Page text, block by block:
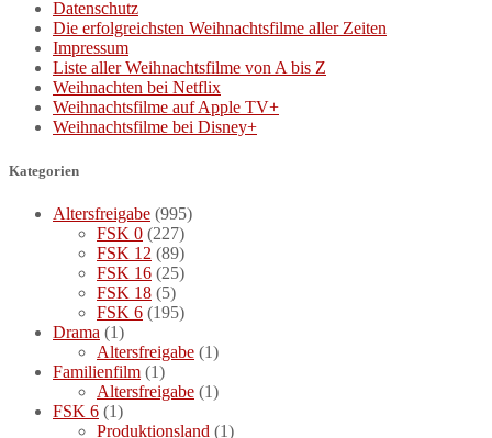
Datenschutz
Die erfolgreichsten Weihnachtsfilme aller Zeiten
Impressum
Liste aller Weihnachtsfilme von A bis Z
Weihnachten bei Netflix
Weihnachtsfilme auf Apple TV+
Weihnachtsfilme bei Disney+
Kategorien
Altersfreigabe (995)
FSK 0 (227)
FSK 12 (89)
FSK 16 (25)
FSK 18 (5)
FSK 6 (195)
Drama (1)
Altersfreigabe (1)
Familienfilm (1)
Altersfreigabe (1)
FSK 6 (1)
Produktionsland (1)